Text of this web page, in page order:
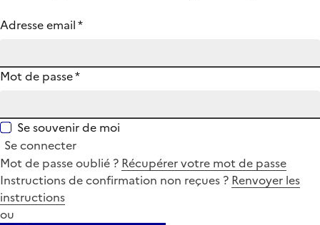
Adresse email*
Mot de passe*
Se souvenir de moi
Se connecter
Mot de passe oublié ? Récupérer votre mot de passe
Instructions de confirmation non reçues ? Renvoyer les
instructions
ou